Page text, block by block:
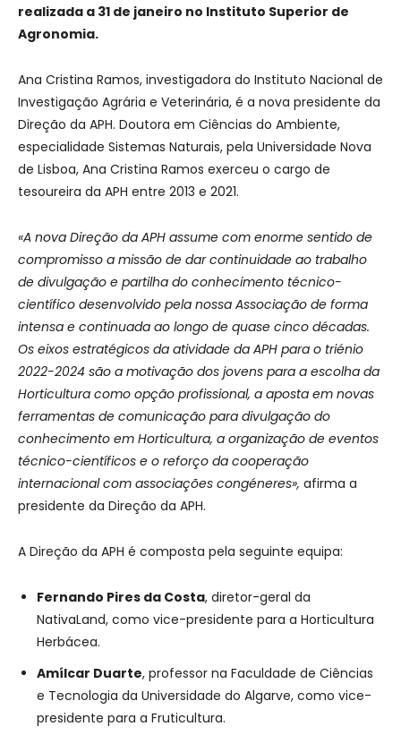
realizada a 31 de janeiro no Instituto Superior de
Agronomia.
Ana Cristina Ramos, investigadora do Instituto Nacional de
Investigação Agrária e Veterinária, é a nova presidente da
Direção da APH. Doutora em Ciências do Ambiente,
especialidade Sistemas Naturais, pela Universidade Nova
de Lisboa, Ana Cristina Ramos exerceu o cargo de
tesoureira da APH entre 2013 e 2021.
«A nova Direção da APH assume com enorme sentido de
compromisso a missão de dar continuidade ao trabalho
de divulgação e partilha do conhecimento técnico-
científico desenvolvido pela nossa Associação de forma
intensa e continuada ao longo de quase cinco décadas.
Os eixos estratégicos da atividade da APH para o triénio
2022-2024 são a motivação dos jovens para a escolha da
Horticultura como opção profissional, a aposta em novas
ferramentas de comunicação para divulgação do
conhecimento em Horticultura, a organização de eventos
técnico-científicos e o reforço da cooperação
internacional com associações congéneres», afirma a
presidente da Direção da APH.
A Direção da APH é composta pela seguinte equipa:
Fernando Pires da Costa, diretor-geral da
NativaLand, como vice-presidente para a Horticultura
Herbácea.
Amílcar Duarte, professor na Faculdade de Ciências
e Tecnologia da Universidade do Algarve, como vice-
presidente para a Fruticultura.